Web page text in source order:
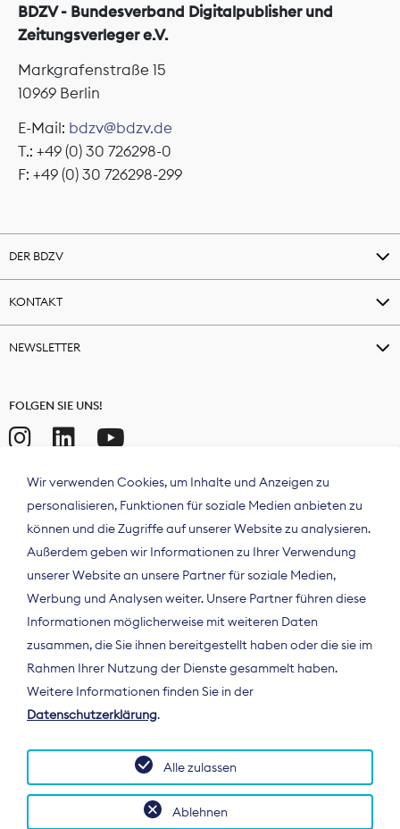
BDZV - Bundesverband Digitalpublisher und
Zeitungsverleger e.V.
Markgrafenstraße 15
10969 Berlin
E-Mail: bdzv@bdzv.de
T.: +49 (0) 30 726298-0
F: +49 (0) 30 726298-299
DER BDZV
KONTAKT
NEWSLETTER
FOLGEN SIE UNS!
Der Bundesverband Digitalpublisher und
Zeitungsverleger (BDZV) vertritt als
Spitzenorganisation die Interessen der
Deutschland und auf EU-Ebene.
Wir verwenden Cookies, um Inhalte und Anzeigen zu
personalisieren, Funktionen für soziale Medien anbieten zu
können und die Zugriffe auf unserer Website zu analysieren.
Außerdem geben wir Informationen zu Ihrer Verwendung
unserer Website an unsere Partner für soziale Medien,
Werbung und Analysen weiter. Unsere Partner führen diese
Informationen möglicherweise mit weiteren Daten
zusammen, die Sie ihnen bereitgestellt haben oder die sie im
Rahmen Ihrer Nutzung der Dienste gesammelt haben.
Weitere Informationen finden Sie in der
Datenschutzerklärung.
Ablehnen
Alle zulassen